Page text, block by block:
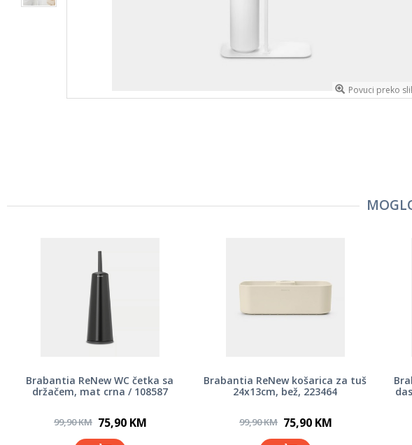
Povuci preko
Brabantia ReNew WC četka sa
držačem, mat crna / 108587
99,90 KM 75,90 KM
Brabantia ReNew košarica za tuš
24x13cm, bež, 223464
99,90 KM 75,90 KM